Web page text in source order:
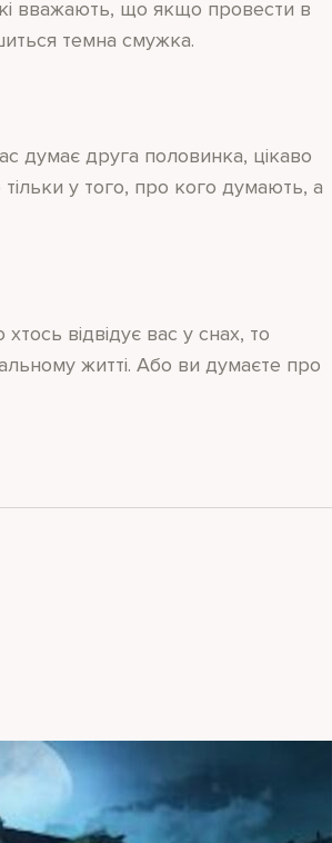
вважають, що якщо провести в
темна смужка.
думає друга половинка, цікаво
у того, про кого думають, а
відвідує вас у снах, то
житті. Або ви думаєте про